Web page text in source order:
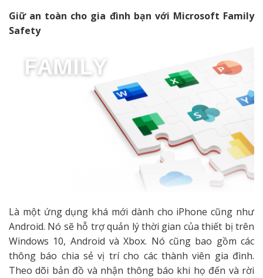
Giữ an toàn cho gia đình bạn với Microsoft Family
Safety
Là một ứng dụng khá mới dành cho iPhone cũng như
Android. Nó sẽ hỗ trợ quản lý thời gian của thiết bị trên
Windows 10, Android và Xbox. Nó cũng bao gồm các
thông báo chia sẻ vị trí cho các thành viên gia đình.
Theo dõi bản đồ và nhận thông báo khi họ đến và rời